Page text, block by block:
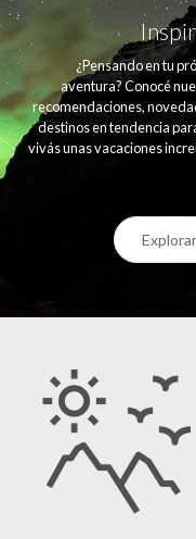
¿Pensando en tu
aventura? Conocé
recomendaciones,
destinos en tendencia
vivás unas vacaciones
Explorar